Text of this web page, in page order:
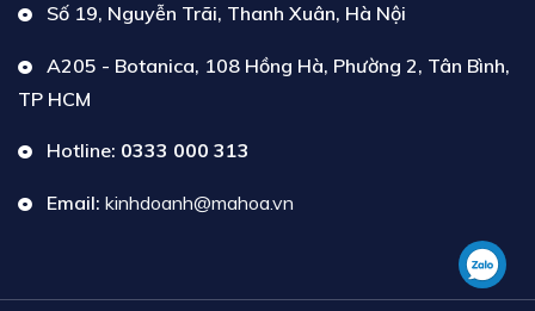
Số 19, Nguyễn Trãi, Thanh Xuân, Hà Nội
A205 - Botanica, 108 Hồng Hà, Phường 2, Tân Bình,
TP HCM
Hotline: 0333 000 313
Email: kinhdoanh@mahoa.vn